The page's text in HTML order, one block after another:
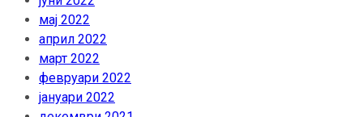
мај 2022
април 2022
март 2022
февруари 2022
јануари 2022